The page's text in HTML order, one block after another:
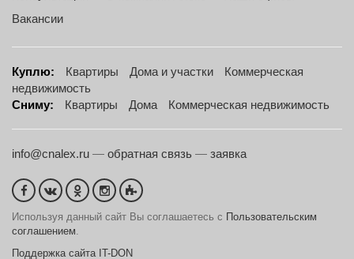
Вакансии
Куплю: Квартиры Дома и участки
Коммерческая
недвижимость
Сниму:
Квартиры Дома Коммерческая недвижимость
info@cnalex.ru — обратная связь — заявка
Используя данный сайт Вы соглашаетесь с Пользовательским
соглашением.
Поддержка сайта IT-DON